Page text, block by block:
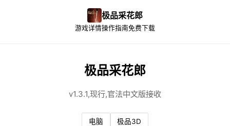
极品采花郎
游戏详情操作指南免费下载
极品采花郎
v1.3.1,现行,官法中文版接收
电脑 极品3D